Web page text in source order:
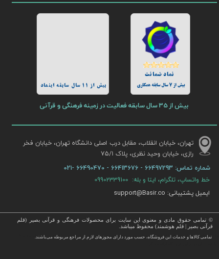
© تمامی حقوق مادی و معنوی این سایت برای محصولات فرهنگی و قرآنی بصیر (قلم
قرآنی بصیر | قلم هوشمند) محفوظ میباشد.
تمامی كالاها و خدمات این فروشگاه، حسب مورد دارای مجوزهای لازم از مراجع مربوطه می‌باشند.
، انواع قلم قرآنی ، انواع کتاب نفیس و قرآن نفیس , قرآن عروس , کتب نفیس و معطر , کتاب چرمی و سایر محصولات
بیش از 11 سال سابقه اینماد
بیش از 35 سال سابقه فعالیت در زمینه فرهنگی و قرآنی
بیش از 7 سال سابقه همکاری
تهران، خیابان انقلاب، مقابل درب اصلی دانشگاه تهران، خیابان فخر
رازی، خیابان وحید نظری، پلاک ۷۵/۱​​​​​​​
شماره تماس:
خط واتساپ، تلگرام، ایتا و بله: 09902339100
ایمیل پشتیبانی: support@Basir.co